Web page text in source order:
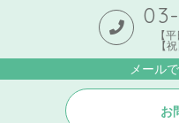
【
【
メール
お